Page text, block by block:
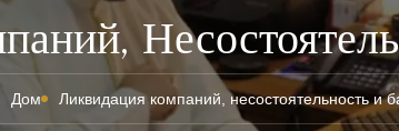
Дом Ликвидация компаний, несостоятельность и